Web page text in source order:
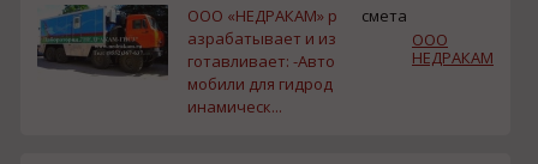
ООО «НЕДРАКАМ» р
азрабатывает и из
готавливает: -Авто
мобили для гидрод
инамическ...
смета
ООО
НЕДРАКАМ